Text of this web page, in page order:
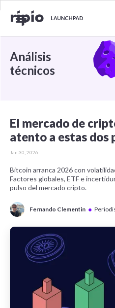
Análisis
técnicos
El mercado de
atento a estas dos
Jan 30, 2026
Bitcoin arranca 2026 con
Factores globales, ETF e
pulso del mercado cripto.
Fernando Clementin ●